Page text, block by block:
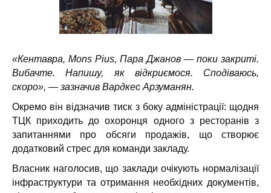
«Кентавра, Mons Pius, Пара Джанов — поки закриті.
Вибачте. Напишу, як відкриємося. Сподіваюсь,
скоро», — зазначив Вардкес Арзуманян.
Окремо він відзначив тиск з боку адміністрації: щодня
ТЦК приходить до охоронця одного з ресторанів з
запитаннями про обсяги продажів, що створює
додатковий стрес для команди закладу.
Власник наголосив, що заклади очікують нормалізації
інфраструктури та отримання необхідних документів,